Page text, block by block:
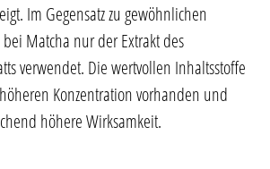
Im Gegensatz zu gewöhnlichen
Matcha nur der Extrakt des
verwendet. Die wertvollen Inhaltsstoffe
Konzentration vorhanden und
höhere Wirksamkeit.